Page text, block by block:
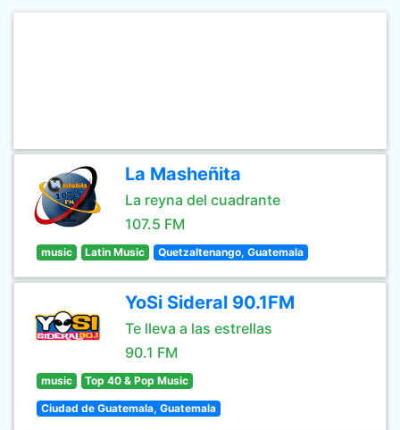
La Masheñita
La reyna del cuadrante
107.5 FM
music Latin Music Quetzaltenango, Guatemala
YoSi Sideral 90.1FM
Te lleva a las estrellas
90.1 FM
music Top 40 & Pop Music
Ciudad de Guatemala, Guatemala